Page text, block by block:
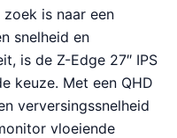
is naar een
snelheid en
is de Z-Edge 27″ IPS
keuze. Met een QHD
verversingssnelheid
vloeiende